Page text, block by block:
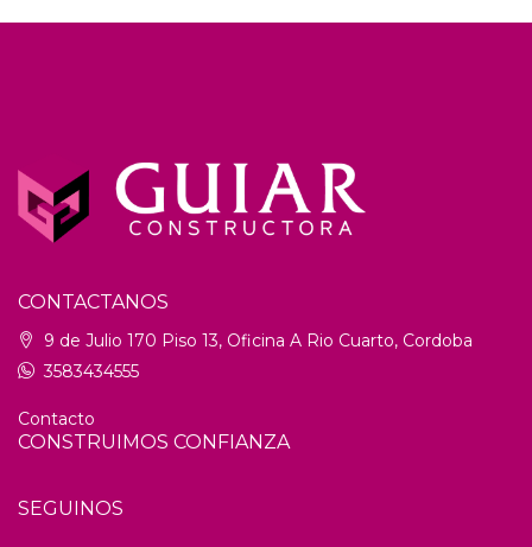
CONTACTANOS
9 de Julio 170 Piso 13, Oficina A Rio Cuarto, Cordoba
3583434555
Contacto
CONSTRUIMOS CONFIANZA
SEGUINOS